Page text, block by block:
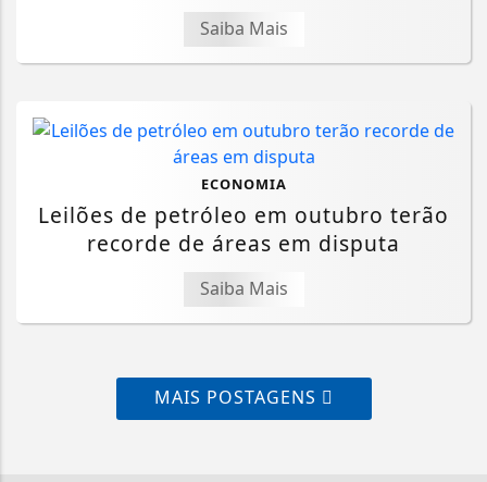
Saiba Mais
ECONOMIA
Leilões de petróleo em outubro terão
recorde de áreas em disputa
Saiba Mais
MAIS POSTAGENS